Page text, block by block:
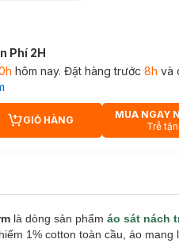
Phí 2H
hôm nay. Đặt hàng trước 8h và
CART PLUS ICON
GIỎ HÀNG
MUA NGAY
Trễ
là dòng sản phẩm áo sát nách
1% cotton toàn cầu, áo mang